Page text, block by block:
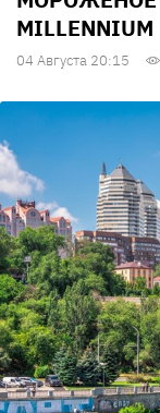
MILLENNIUM
04 Августа 20:15